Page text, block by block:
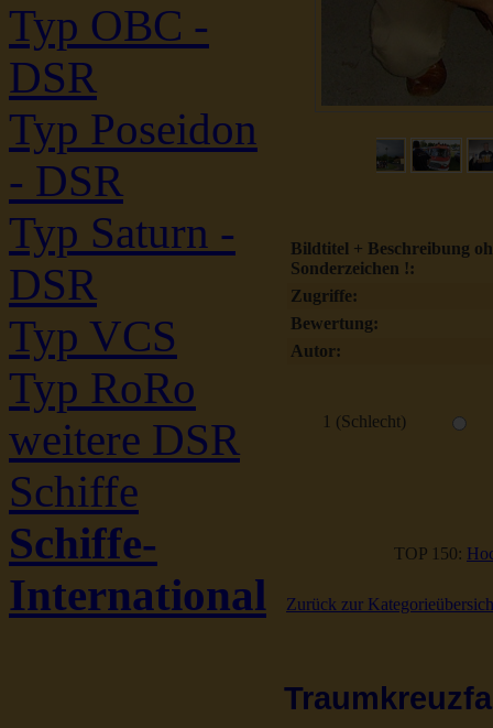
Typ OBC -
DSR
Typ Poseidon
- DSR
Typ Saturn -
DSR
Typ VCS
Typ RoRo
weitere DSR
Schiffe
Schiffe-
International
Bildtitel + Beschreibung
Sonderzeichen !:
Zugriffe:
Bewertung:
Autor:
1 (Schlecht)
TOP 150:
Zurück zur